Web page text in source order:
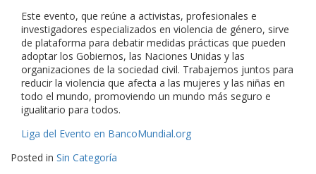
Este evento, que reúne a activistas, profesionales e
investigadores especializados en violencia de género, sirve
de plataforma para debatir medidas prácticas que pueden
adoptar los Gobiernos, las Naciones Unidas y las
organizaciones de la sociedad civil. Trabajemos juntos para
reducir la violencia que afecta a las mujeres y las niñas en
todo el mundo, promoviendo un mundo más seguro e
igualitario para todos.
Liga del Evento en BancoMundial.org
Posted in Sin Categoría